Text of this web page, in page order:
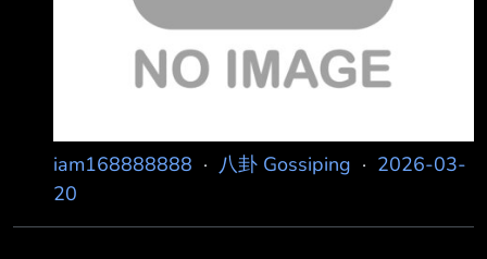
質詢，針對昨日陪同總統賴清德登上海鯤號視導
一事，媒體詢問， 是否仍如台船評估，力拚6月
底前交艦。他則表示，還是按部就
iam168888888 · 八卦 Gossiping · 2026-03-
20